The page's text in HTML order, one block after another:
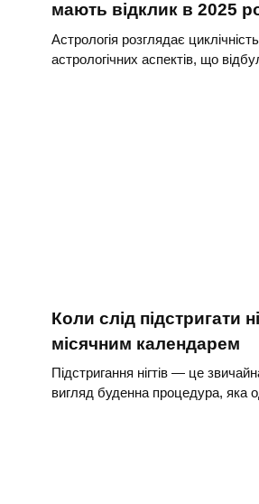
мають відклик в 2025
Астрологія розглядає
астрологічних аспектів, що
Коли слід підстригати
місячним календарем
Підстригання нігтів — це
вигляд буденна процедура, яка